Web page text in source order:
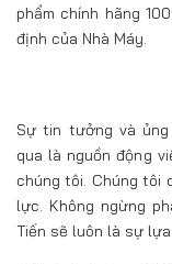
phẩm chính hãng
định của Nhà Máy.
Sự tin tưởng và
qua là nguồn động
chúng tôi. Chúng tôi
lực. Không ngừng
Tiến sẽ luôn là sự